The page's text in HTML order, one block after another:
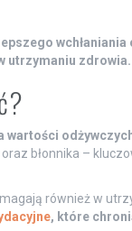
utrzymaniu zdrowia.
błonnika –
również w
, które